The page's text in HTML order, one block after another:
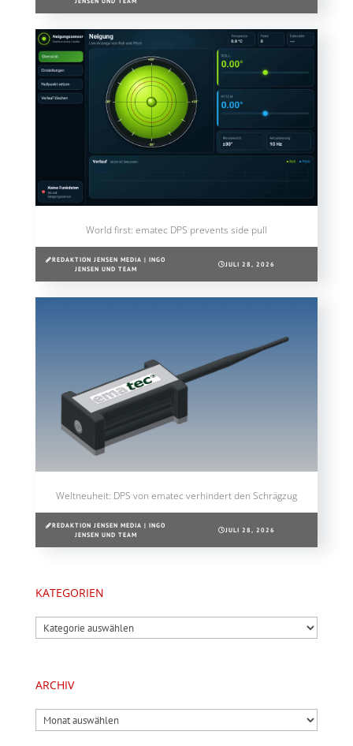
World first: ematec DPS prevents side pull
REDAKTION JENSEN MEDIA | INGO
JENSEN UND TEAM
JULI 28, 2026
Weltneuheit: DPS von ematec verhindert den Schrägzug
REDAKTION JENSEN MEDIA | INGO
JENSEN UND TEAM
JULI 28, 2026
KATEGORIEN
Kategorien
ARCHIV
Archiv